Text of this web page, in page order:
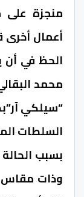
الحظ في أن
محمد
السلطات
بسبب
وذات مقاس